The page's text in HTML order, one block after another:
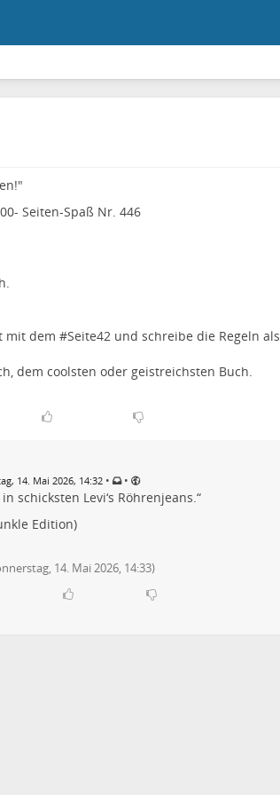
Seiten-Spaß Nr. 446
mit dem #Seite42und schreibe die Regeln als
dem coolsten oder geistreichsten Buch.
14. Mai 2026, 14:32 • •
schicksten Levi‘s Röhrenjeans.“
Edition)
14. Mai 2026, 14:33)